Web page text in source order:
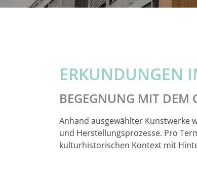
ERKUNDUNGEN
BEGEGNUNG MIT DEM
Anhand ausgewählter Kunstwerke
und Herstellungsprozesse. Pro
kulturhistorischen Kontext mit